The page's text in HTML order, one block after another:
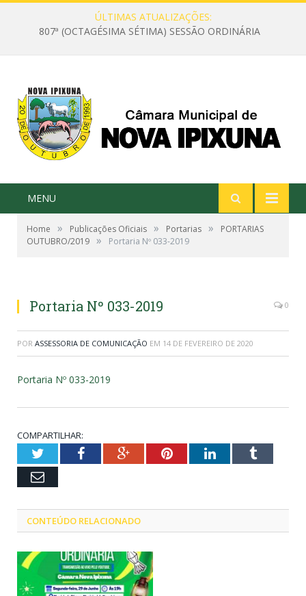
ÚLTIMAS ATUALIZAÇÕES:
807ª (OCTAGÉSIMA SÉTIMA) SESSÃO ORDINÁRIA
MENU
Home » Publicações Oficiais » Portarias »
PORTARIAS
OUTUBRO/2019 » Portaria Nº 033-2019
Portaria Nº 033-2019 0
POR ASSESSORIA DE COMUNICAÇÃO EM 14 DE FEVEREIRO DE 2020
Portaria Nº 033-2019
COMPARTILHAR:
TwitterFacebookGoogle+PinterestLinkedInTumblr
Email
CONTEÚDO RELACIONADO